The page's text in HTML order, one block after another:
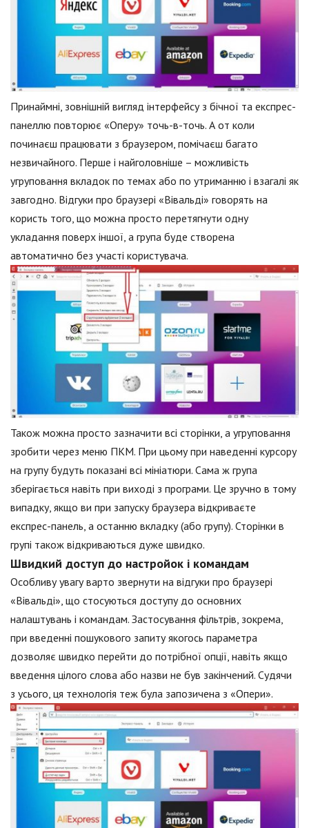
Принаймні, зовнішній вигляд інтерфейсу з бічної та експрес-
панеллю повторює «Оперу» точь-в-точь. А от коли
починаєш працювати з браузером, помічаєш багато
незвичайного. Перше і найголовніше – можливість
угруповання вкладок по темах або по утриманню і взагалі як
завгодно. Відгуки про браузері «Вівальді» говорять на
користь того, що можна просто перетягнути одну
укладання поверх іншої, а група буде створена
автоматично без участі користувача.
Також можна просто зазначити всі сторінки, а угруповання
зробити через меню ПКМ. При цьому при наведенні курсору
на групу будуть показані всі мініатюри. Сама ж група
зберігається навіть при виході з програми. Це зручно в тому
випадку, якщо ви при запуску браузера відкриваєте
експрес-панель, а останню вкладку (або групу). Сторінки в
групі також відкриваються дуже швидко.
Швидкий доступ до настройок і командам
Особливу увагу варто звернути на відгуки про браузері
«Вівальді», що стосуються доступу до основних
налаштувань і командам. Застосування фільтрів, зокрема,
при введенні пошукового запиту якогось параметра
дозволяє швидко перейти до потрібної опції, навіть якщо
введення цілого слова або назви не був закінчений. Судячи
з усього, ця технологія теж була запозичена з «Опери».